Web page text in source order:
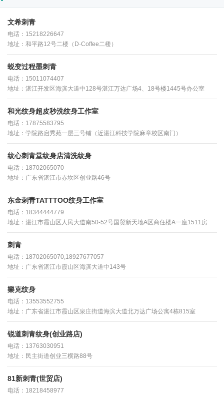
文希刺青
电话：15218226647
地址：和平路12号二楼（D·Coffee二楼）
蜕变过程墨刺青
电话：15011074407
地址：湛江开发区海滨大道中128号湛江万达广场4、18号楼1445号办公室
和光纹身超皮秒洗纹身工作室
电话：17875583795
地址：学院路启秀苑一层三号铺（近湛江科技学院麻章校区南门）
纹心刺青堂纹身店清洗纹身
电话：18702065070
地址：广东省湛江市赤坎区创业路46号
东金刺青TATTTOO纹身工作室
电话：18344444779
地址：湛江市霞山区人民大道南50-52号国贸新天地A区商住楼A一座1511房
刺青
电话：18702065070,18927677057
地址：广东省湛江市霞山区海滨大道中143号
樂克纹身
电话：13553552755
地址：广东省湛江市霞山区泉庄街道海滨大道北万达广场公寓4栋815室
锐道刺青纹身(创业路店)
电话：13763030951
地址：民主街道创业三横路88号
81新刺青(世贸店)
电话：18218458977